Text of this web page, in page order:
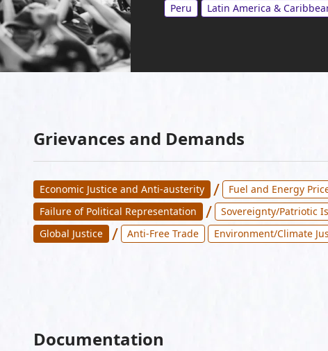
Peru Latin America &
Grievances and Demands
Economic Justice and Anti-austerity /
Fuel and Energy
Failure of Political Representation
/
Sovereignty/Patriotic
Global Justice
/ Anti-Free Trade Environment/Climate
Documentation